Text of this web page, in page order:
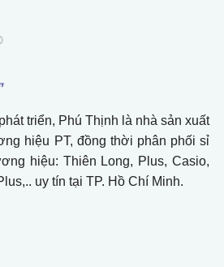
triển, Phú Thịnh là nhà sản xuất
hiệu PT, đồng thời phân phối sỉ
hiệu: Thiên Long, Plus, Casio,
uy tín tại TP. Hồ Chí Minh.